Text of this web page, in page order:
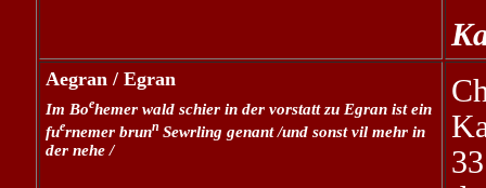
Aegran / Egran
Im Boehemer wald schier in der vorstatt zu Egran ist ein
fuernemer brunn Sewrling genant /und sonst vil mehr in
der nehe /